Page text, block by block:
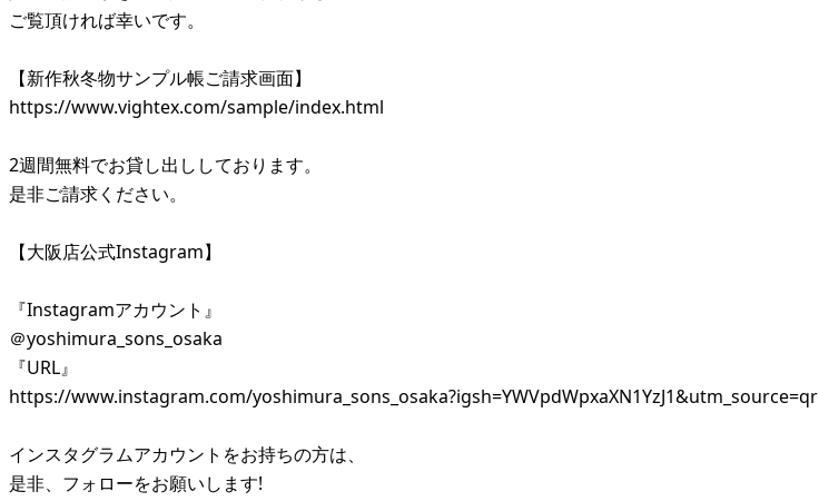
ご覧頂ければ幸いです。
【新作秋冬物サンプル帳ご請求画面】
https://www.vightex.com/sample/index.html
2週間無料でお貸し出ししております。
是非ご請求ください。
【大阪店公式Instagram】
『Instagramアカウント』
＠yoshimura_sons_osaka
『URL』
https://www.instagram.com/yoshimura_sons_osaka?igsh=YWVpdWpxaXN1YzJ1&utm_source=qr
インスタグラムアカウントをお持ちの方は、
是非、フォローをお願いします!